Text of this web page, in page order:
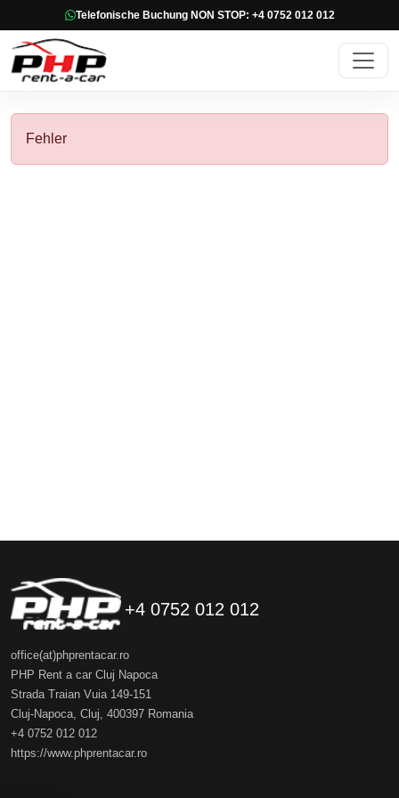
Telefonische Buchung NON STOP: +4 0752 012 012
Fehler
+4 0752 012 012
office(at)phprentacar.ro
PHP Rent a car Cluj Napoca
Strada Traian Vuia 149-151
Cluj-Napoca, Cluj, 400397 Romania
+4 0752 012 012
https://www.phprentacar.ro